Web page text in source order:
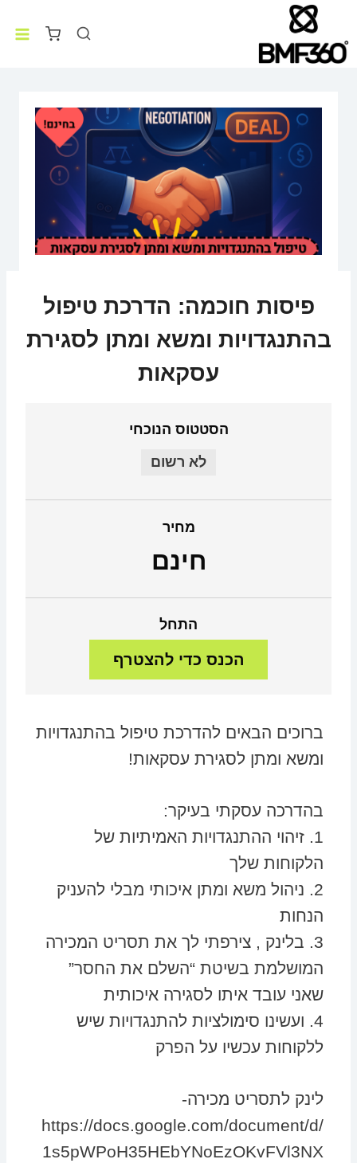
פיסות חוכמה: הדרכת טיפול
בהתנגדויות ומשא ומתן לסגירת
עסקאות
הסטטוס הנוכחי
לא רשום
מחיר
חינם
התחל
הכנס כדי להצטרף
ברוכים הבאים להדרכת טיפול בהתנגדויות
ומשא ומתן לסגירת עסקאות!
בהדרכה עסקתי בעיקר:
1. זיהוי ההתנגדויות האמיתיות של
הלקוחות שלך
2. ניהול משא ומתן איכותי מבלי להעניק
הנחות
3. בלינק , צירפתי לך את תסריט המכירה
המושלמת בשיטת “השלם את החסר”
שאני עובד איתו לסגירה איכותית
4. ועשינו סימולציות להתנגדויות שיש
ללקוחות עכשיו על הפרק
לינק לתסריט מכירה-
https://docs.google.com/document/d/
1s5pWPoH35HEbYNoEzOKvFVl3NX